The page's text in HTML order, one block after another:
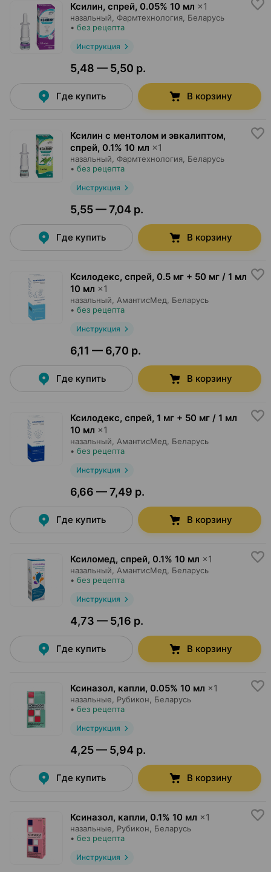
Ксилин, спрей, 0.05% 10 мл ×1
назальный, Фармтехнология , Беларусь
• без рецепта
Инструкция
5,48 — 5,50 р.
Где купить В корзину
Ксилин с ментолом и эвкалиптом,
спрей, 0.1% 10 мл ×1
назальный, Фармтехнология , Беларусь
• без рецепта
Инструкция
5,55 — 7,04 р.
Где купить В корзину
Ксилодекс, спрей, 0.5 мг + 50 мг / 1 мл
10 мл ×1
назальный, АмантисМед , Беларусь
• без рецепта
Инструкция
6,11 — 6,70 р.
Где купить В корзину
Ксилодекс, спрей, 1 мг + 50 мг / 1 мл
10 мл ×1
назальный, АмантисМед , Беларусь
• без рецепта
Инструкция
6,66 — 7,49 р.
Где купить В корзину
Ксиломед, спрей, 0.1% 10 мл ×1
назальный, АмантисМед , Беларусь
• без рецепта
Инструкция
4,73 — 5,16 р.
Где купить В корзину
Ксиназол, капли, 0.05% 10 мл ×1
назальные, Рубикон , Беларусь
• без рецепта
Инструкция
4,25 — 5,94 р.
Где купить В корзину
Ксиназол, капли, 0.1% 10 мл ×1
назальные, Рубикон , Беларусь
• без рецепта
Инструкция